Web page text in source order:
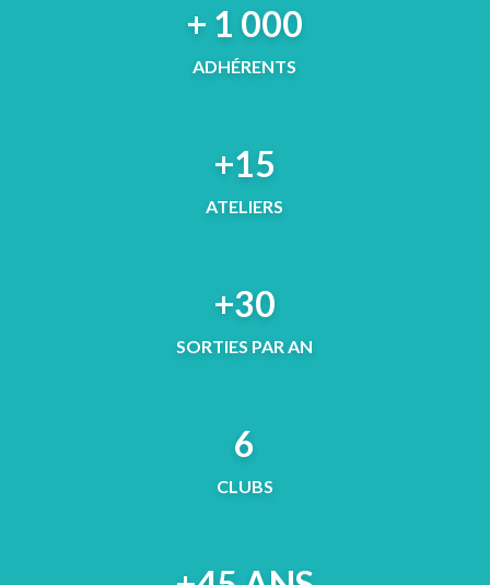
+ 1 000
ADHÉRENTS
+15
ATELIERS
+30
SORTIES PAR AN
6
CLUBS